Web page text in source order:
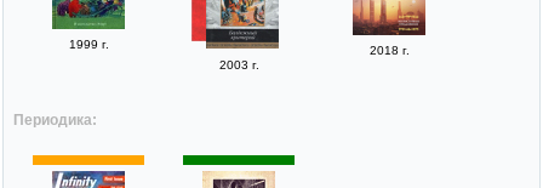
1999 г.
2003 г.
2018 г.
Периодика: